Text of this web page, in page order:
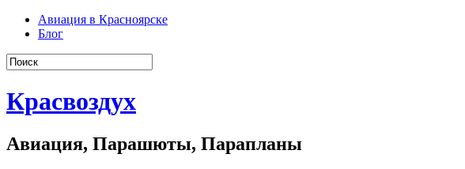
Авиация в Красноярске
Блог
Красвоздух
Авиация, Парашюты, Парапланы